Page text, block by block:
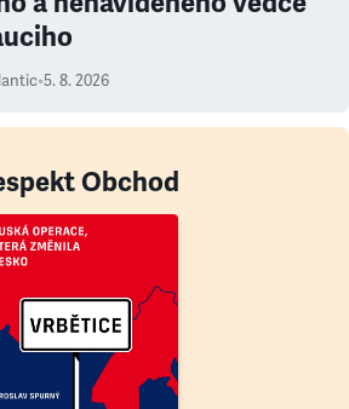
•5. 8. 2026
Obchod